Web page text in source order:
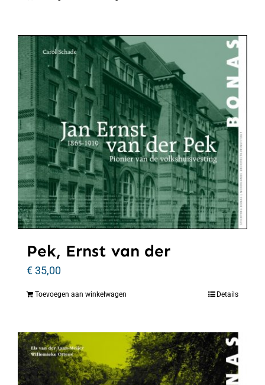
Pek, Ernst van der
€35,00
Toevoegen aan winkelwagen Details